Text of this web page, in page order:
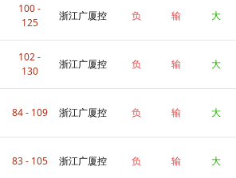
股
100 -
125
浙江广厦控
股
负 输 大
102 -
130
浙江广厦控
股
负 输 大
84 - 109 浙江广厦控
股
负 输 大
83 - 105 浙江广厦控 负 输 大